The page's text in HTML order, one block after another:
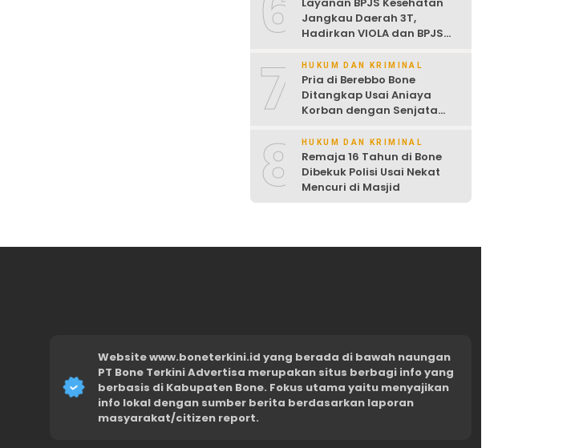
Jangkau Daerah 3T,
Hadirkan VIOLA dan BPJS
Akses JKN
7 HUKUM DAN KRIMINAL
Pria di Berebbo Bone
Ditangkap Usai Aniaya
Korban dengan Senjata
8 HUKUM DAN KRIMINAL
Remaja 16 Tahun di Bone
Dibekuk Polisi Usai Nekat
Mencuri di Masjid
Website www.boneterkini.id yang berada di bawah naungan
PT Bone Terkini Advertisa merupakan situs berbagi info yang
berbasis di Kabupaten Bone. Fokus utama yaitu menyajikan
info lokal dengan sumber berita berdasarkan laporan
masyarakat/citizen report.